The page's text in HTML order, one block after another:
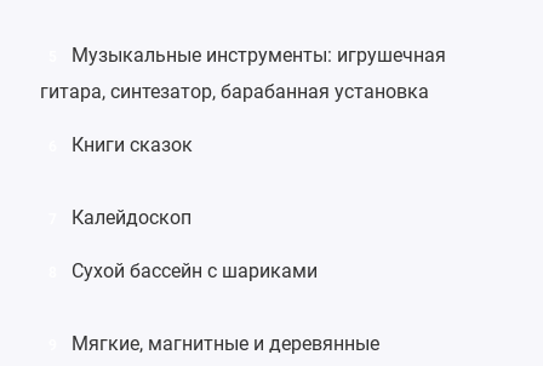
Музыкальные инструменты: игрушечная
гитара, синтезатор, барабанная установка
Книги сказок
Калейдоскоп
Сухой бассейн с шариками
Мягкие, магнитные идеревянные